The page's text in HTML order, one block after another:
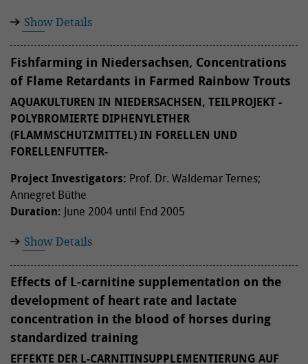
Show Details
Fishfarming in Niedersachsen, Concentrations
of Flame Retardants in Farmed Rainbow Trouts
AQUAKULTUREN IN NIEDERSACHSEN, TEILPROJEKT -
POLYBROMIERTE DIPHENYLETHER
(FLAMMSCHUTZMITTEL) IN FORELLEN UND
FORELLENFUTTER-
Project Investigators: Prof. Dr. Waldemar Ternes;
Annegret Büthe
Duration: June 2004 until End 2005
Show Details
Effects of L-carnitine supplementation on the
development of heart rate and lactate
concentration in the blood of horses during
standardized training
EFFEKTE DER L-CARNITINSUPPLEMENTIERUNG AUF